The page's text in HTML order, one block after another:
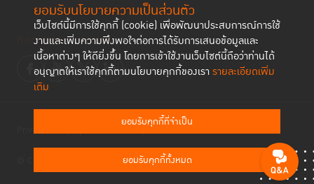
ยอมรับนโยบายความเป็นส่วนตัว
เว็บไซต์นี้มีการใช้คุกกี้ (cookie) เพื่อพัฒนาประสบการณ์การใช้
งานและเพิ่มความพึงพอใจต่อการได้รับการเสนอข้อมูลและ
เนื้อหาต่างๆ ให้ดียิ่งขึ้น โดยการเข้าใช้งานเว็บไซต์นี้ถือว่าท่านได้
อนุญาตให้เราใช้คุกกี้ตามนโยบายคุกกี้ของเรา รายละเอียดเพิ่ม
เติม
ยอมรับคุกกี้ที่จำเป็น
ยอมรับคุกกี้ทั้งหมด
ติดตามช่องทาง social
© Copyright 2023 Thailand Institute of Justice All Rights Reserved
Privacy Policy Cookies Policy